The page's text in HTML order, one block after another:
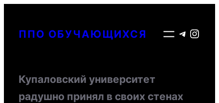
содержимому
ППО ОБУЧАЮЩИХСЯ
Купаловский университет
радушно принял в своих стенах